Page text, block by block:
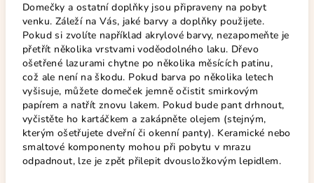
Domečky a ostatní doplňky jsou připraveny na pobyt
venku. Záleží na Vás, jaké barvy a doplňky použijete.
Pokud si zvolíte například akrylové barvy, nezapomeňte je
přetřít několika vrstvami voděodolného laku. Dřevo
ošetřené lazurami chytne po několika měsících patinu,
což ale není na škodu. Pokud barva po několika letech
vyšisuje, můžete domeček jemně očistit smirkovým
papírem a natřít znovu lakem. Pokud bude pant drhnout,
vyčistěte ho kartáčkem a zakápněte olejem (stejným,
kterým ošetřujete dveřní či okenní panty). Keramické nebo
smaltové komponenty mohou při pobytu v mrazu
odpadnout, lze je zpět přilepit dvousložkovým lepidlem.